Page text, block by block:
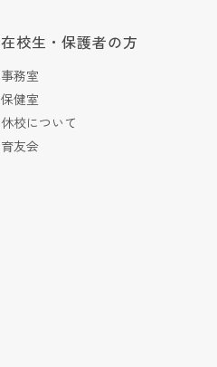
在校生・保護者の方
事務室
保健室
休校について
育友会